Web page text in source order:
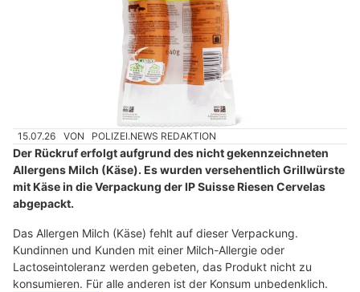
15.07.26 VON POLIZEI.NEWS REDAKTION
Der Rückruf erfolgt aufgrund des nicht gekennzeichneten
Allergens Milch (Käse). Es wurden versehentlich Grillwürste
mit Käse in die Verpackung der IP Suisse Riesen Cervelas
abgepackt.
Das Allergen Milch (Käse) fehlt auf dieser Verpackung.
Kundinnen und Kunden mit einer Milch-Allergie oder
Lactoseintoleranz werden gebeten, das Produkt nicht zu
konsumieren. Für alle anderen ist der Konsum unbedenklich.